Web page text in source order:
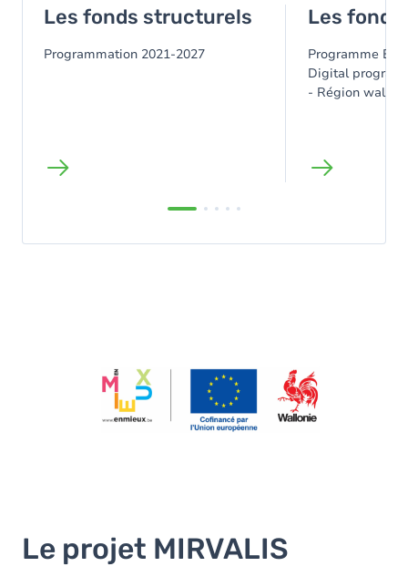
Les fonds structurels
Programmation 2021-2027
Les
Programme
Digital
- Région
Le projet MIRVALIS